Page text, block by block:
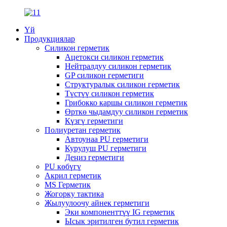
Үй
Продукциялар
Силикон герметик
Ацетокси силикон герметик
Нейтралдуу силикон герметик
GP силикон герметиги
Структуралык силикон герметик
Түстүү силикон герметик
Грибокко каршы силикон герметик
Өрткө чыдамдуу силикон герметик
Күзгү герметиги
Полиуретан герметик
Автоунаа PU герметиги
Курулуш PU герметиги
Деңиз герметиги
PU көбүгү
Акрил герметик
MS Герметик
Жогорку тактика
Жылуулоочу айнек герметиги
Эки компоненттүү IG герметик
Ысык эритилген бутил герметик